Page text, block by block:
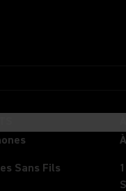
Sans Fils